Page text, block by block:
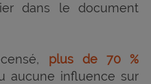
dans le document
plus de 70 %
aucune influence sur